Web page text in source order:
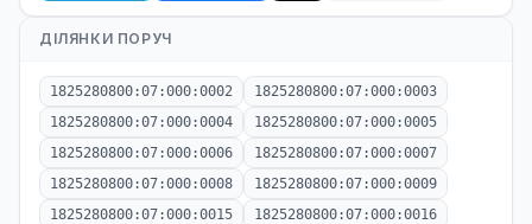
ДІЛЯНКИ ПОРУЧ
1825280800:07:000:0002
1825280800:07:000:0003
1825280800:07:000:0004
1825280800:07:000:0005
1825280800:07:000:0006
1825280800:07:000:0007
1825280800:07:000:0008
1825280800:07:000:0009
1825280800:07:000:0015
1825280800:07:000:0016